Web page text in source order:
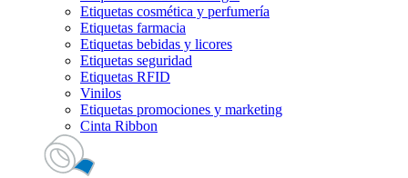
Etiquetas cosmética y perfumería
Etiquetas farmacia
Etiquetas bebidas y licores
Etiquetas seguridad
Etiquetas RFID
Vinilos
Etiquetas promociones y marketing
Cinta Ribbon